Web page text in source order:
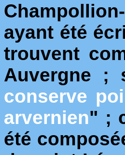
ayant été
trouvent
Auvergne ;
conserve
arvernien" ;
été